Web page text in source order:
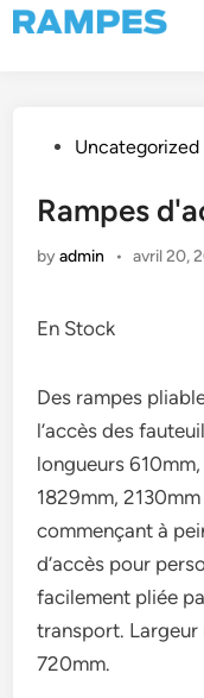
Skip
to
PostedUncategorized
Rampes
byadmin • avril 20,
En Stock
Des rampes
l’accès des
longueurs
1829mm,
commençant à
d’accès pour
facilement pliée
transport. Largeur
720mm.